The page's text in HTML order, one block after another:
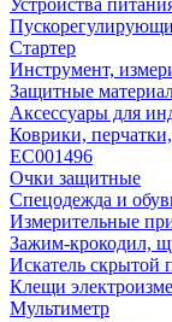
Устройства
Стартер
Инструмент,
Защитные
Аксессуары для
Коврики,
EC001496
Очки защитные
Спецодежда и
Измерительные
Зажим-крокодил,
Искатель скрытой
Клещи
Мультиметр